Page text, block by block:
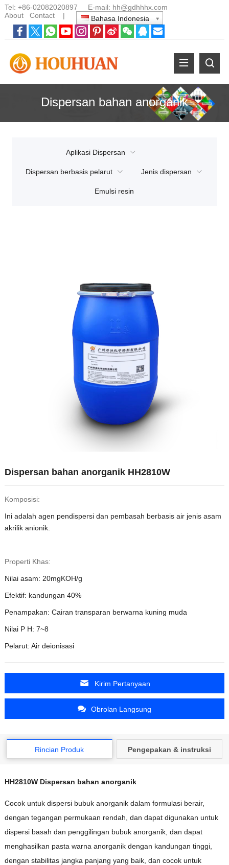
Tel: +86-02082020897 E-mail: hh@gdhhhx.com
About
Contact| Bahasa Indonesia
Dispersan bahan anorganik
Aplikasi Dispersan
Dispersan berbasis pelarut Jenis dispersan
Emulsi resin
Dispersan bahan anorganik HH2810W
Komposisi:
Ini adalah agen pendispersi dan pembasah berbasis air jenis asam
akrilik anionik.
Properti Khas:
Nilai asam: 20mgKOH/g
Efektif: kandungan 40%
Penampakan: Cairan transparan berwarna kuning muda
Nilai P H: 7~8
Pelarut: Air deionisasi
Kirim Pertanyaan
Obrolan Langsung
Rincian Produk Pengepakan & instruksi
HH2810W Dispersan bahan anorganik
Cocok untuk dispersi bubuk anorganik dalam formulasi berair,
dengan tegangan permukaan rendah, dan dapat digunakan untuk
dispersi basah dan penggilingan bubuk anorganik, dan dapat
menghasilkan pasta warna anorganik dengan kandungan tinggi,
dengan stabilitas jangka panjang yang baik, dan cocok untuk